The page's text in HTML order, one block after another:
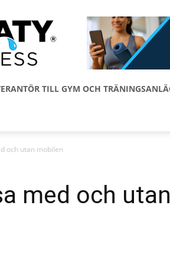
TILL GYM OCH
och utan mobilen
med och